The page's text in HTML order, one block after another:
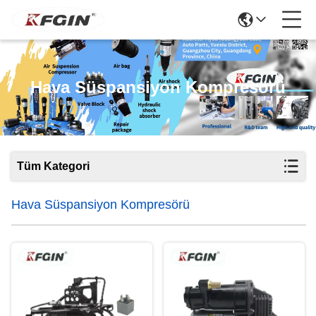
Hava Süspansiyon Kompresörü
Tüm Kategori
Hava Süspansiyon Kompresörü